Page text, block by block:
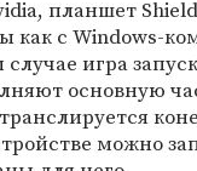
планшет
как с Windows-
случае игра
основную
можно